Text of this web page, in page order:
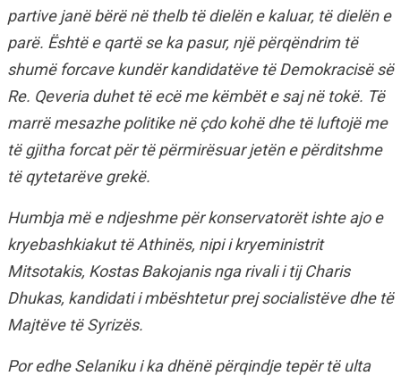
partive janë bërë në thelb të dielën e kaluar, të dielën e
parë. Është e qartë se ka pasur, një përqëndrim të
shumë forcave kundër kandidatëve të Demokracisë së
Re. Qeveria duhet të ecë me këmbët e saj në tokë. Të
marrë mesazhe politike në çdo kohë dhe të luftojë me
të gjitha forcat për të përmirësuar jetën e përditshme
të qytetarëve grekë.
Humbja më e ndjeshme për konservatorët ishte ajo e
kryebashkiakut të Athinës, nipi i kryeministrit
Mitsotakis, Kostas Bakojanis nga rivali i tij Charis
Dhukas, kandidati i mbështetur prej socialistëve dhe të
Majtëve të Syrizës.
Por edhe Selaniku i ka dhënë përqindje tepër të ulta